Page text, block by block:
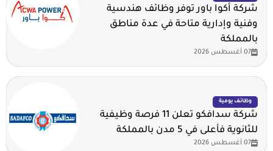
شركة أكوا باور توفر وظائف هندسية
وفنية وإدارية متاحة في عدة مناطق
بالمملكة
07 أغسطس 2026
وظائف يومية
شركة سدافكو تعلن 11 فرصة وظيفية
للثانوية فأعلى في 5 مدن بالمملكة
07 أغسطس 2026